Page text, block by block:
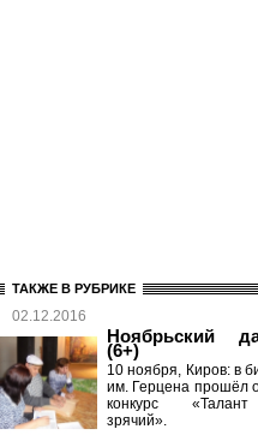
ТАКЖЕ В РУБРИКЕ
02.12.2016
Ноябрьский
(6+)
10 ноября, Киров: в
им. Герцена прошёл
конкурс
зрячий».